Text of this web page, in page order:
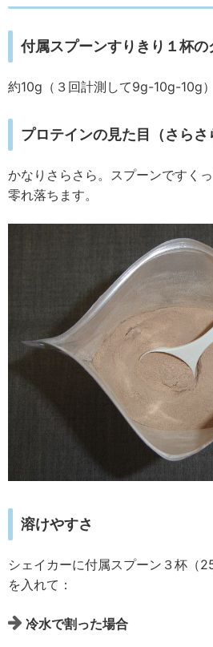
付属スプーンすりきり１杯の
約10g（３回計測して9g-10g-10g）
プロテインの見た目（さらさ
かなりさらさら。スプーンですく
零れ落ちます。
溶けやすさ
シェイカーに付属スプーン３杯（
を入れて：
冷水で割った場合